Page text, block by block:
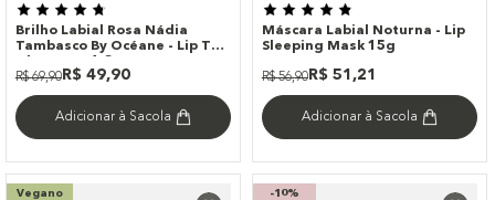
Brilho Labial Rosa Nádia
Tambasco By Océane - Lip To
R$ 69,90R$ 49,90
Adicionar à Sacola
Máscara Labial Noturna - Lip
Sleeping Mask 15g
R$ 56,90R$ 51 ,21
Adicionar à Sacola
Vegano -10%